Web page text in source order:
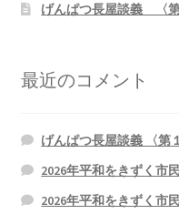
2026.5.15 原発をとめ
問合せ・メルマガ
げんぱつ長屋談義 〈第
最近のコメント
げんぱつ長屋談義 〈第
2026年平和をきずく市
2026年平和をきずく市